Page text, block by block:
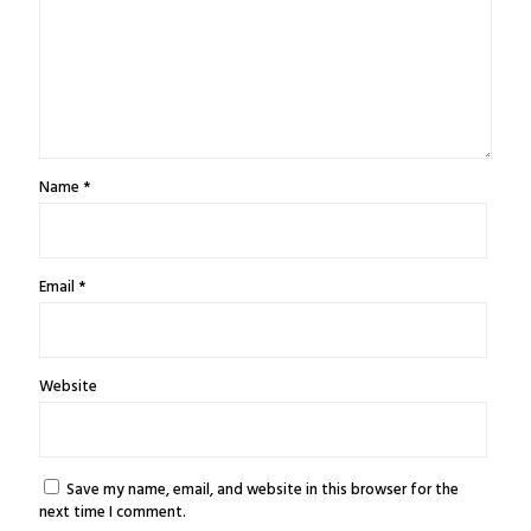
Name *
Email *
Website
Save my name, email, and website in this browser for the
next time I comment.